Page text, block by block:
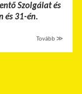
Szolgálat és
és 31-én.
Tovább ≫